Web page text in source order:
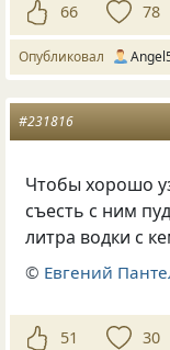
66 78
Опубликовал
#231816
Чтобы хорошо
съесть с ним
литра водки с
© Евгений
51 30